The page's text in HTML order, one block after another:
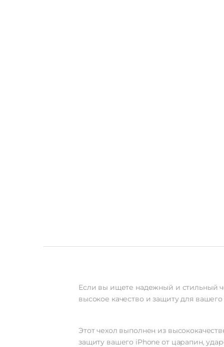
Если вы ищете надежный и стильный
высокое качество и защиту для
Этот чехол выполнен из
защиту вашего iPhone от царапин,